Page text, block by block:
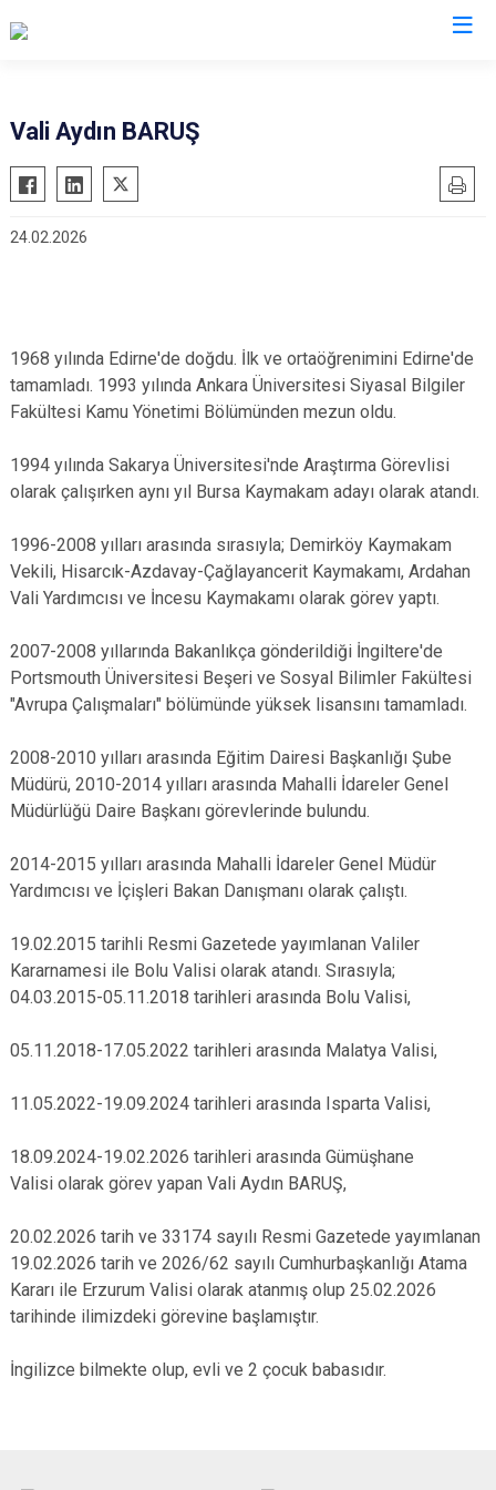
Vali Aydın BARUŞ
24.02.2026
1968 yılında Edirne'de doğdu. İlk ve ortaöğrenimini Edirne'de
tamamladı. 1993 yılında Ankara Üniversitesi Siyasal Bilgiler
Fakültesi Kamu Yönetimi Bölümünden mezun oldu.
1994 yılında Sakarya Üniversitesi'nde Araştırma Görevlisi
olarak çalışırken aynı yıl Bursa Kaymakam adayı olarak atandı.
1996-2008 yılları arasında sırasıyla; Demirköy Kaymakam
Vekili, Hisarcık-Azdavay-Çağlayancerit Kaymakamı, Ardahan
Vali Yardımcısı ve İncesu Kaymakamı olarak görev yaptı.
2007-2008 yıllarında Bakanlıkça gönderildiği İngiltere'de
Portsmouth Üniversitesi Beşeri ve Sosyal Bilimler Fakültesi
"Avrupa Çalışmaları" bölümünde yüksek lisansını tamamladı.
2008-2010 yılları arasında Eğitim Dairesi Başkanlığı Şube
Müdürü, 2010-2014 yılları arasında Mahalli İdareler Genel
Müdürlüğü Daire Başkanı görevlerinde bulundu.
2014-2015 yılları arasında Mahalli İdareler Genel Müdür
Yardımcısı ve İçişleri Bakan Danışmanı olarak çalıştı.
19.02.2015 tarihli Resmi Gazetede yayımlanan Valiler
Kararnamesi ile Bolu Valisi olarak atandı. Sırasıyla;
04.03.2015-05.11.2018 tarihleri arasında Bolu Valisi,
05.11.2018-17.05.2022 tarihleri arasında Malatya Valisi,
11.05.2022-19.09.2024 tarihleri arasında Isparta Valisi,
18.09.2024-19.02.2026 tarihleri arasında Gümüşhane
Valisi olarak görev yapan Vali Aydın BARUŞ,
20.02.2026 tarih ve 33174 sayılı Resmi Gazetede yayımlanan
19.02.2026 tarih ve 2026/62 sayılı Cumhurbaşkanlığı Atama
Kararı ile Erzurum Valisi olarak atanmış olup 25.02.2026
tarihinde ilimizdeki görevine başlamıştır.
İngilizce bilmekte olup, evli ve 2 çocuk babasıdır.